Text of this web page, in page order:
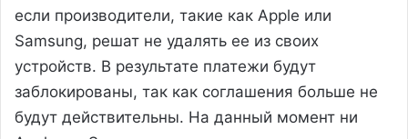
если производители, такие как Apple или
Samsung, решат не удалять ее из своих
устройств. В результате платежи будут
заблокированы, так как соглашения больше не
будут действительны. На данный момент ни